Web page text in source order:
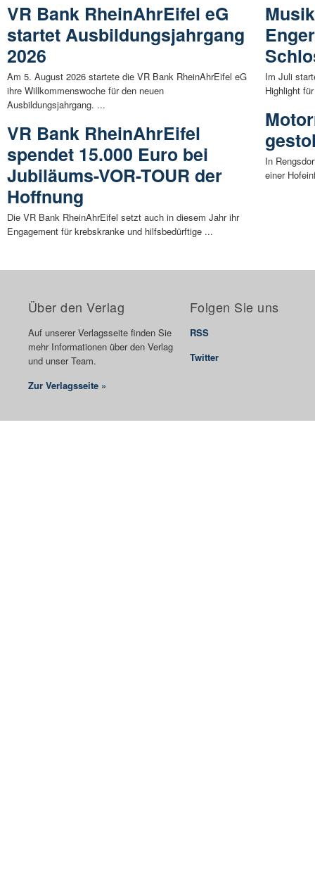
VR Bank RheinAhrEifel eG
startet Ausbildungsjahrgang
2026
Am 5. August 2026 startete die VR Bank RheinAhrEifel eG
ihre Willkommenswoche für den neuen
Ausbildungsjahrgang. ...
VR Bank RheinAhrEifel
spendet 15.000 Euro bei
Jubiläums-VOR-TOUR der
Hoffnung
Die VR Bank RheinAhrEifel setzt auch in diesem Jahr ihr
Engagement für krebskranke und hilfsbedürftige ...
Im Juli
Highlight
In
einer
Über den Verlag
Auf unserer Verlagsseite finden Sie
mehr Informationen über den Verlag
und unser Team.
Zur Verlagsseite »
Folgen Sie uns
RSS
Twitter